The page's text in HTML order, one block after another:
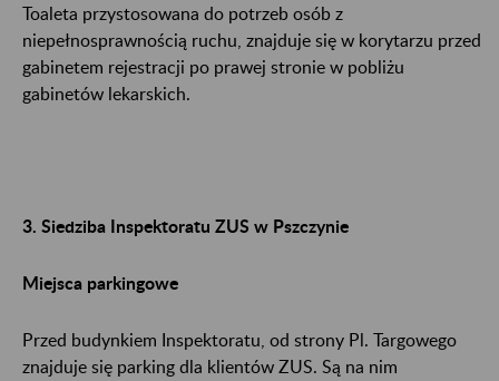
Toaleta przystosowana do potrzeb osób z
niepełnosprawnością ruchu, znajduje się w korytarzu przed
gabinetem rejestracji po prawej stronie w pobliżu
gabinetów lekarskich.
3. Siedziba Inspektoratu ZUS w Pszczynie
Miejsca parkingowe
Przed budynkiem Inspektoratu, od strony Pl. Targowego
znajduje się parking dla klientów ZUS. Są na nim